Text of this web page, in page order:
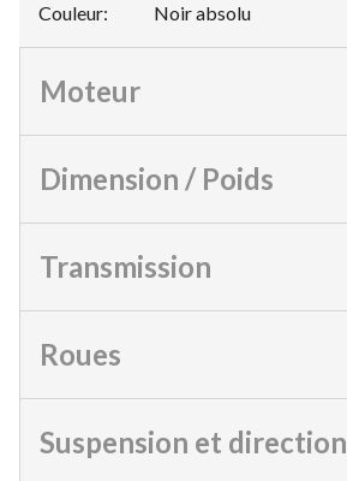
Couleur: Noir absolu
Moteur
Dimension / Poids
Transmission
Roues
Suspension et direction